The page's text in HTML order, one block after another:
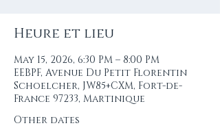
Heure et lieu
May 15, 2026, 6:30 PM – 8:00 PM
EEBPF, Avenue Du Petit Florentin
Schoelcher, JW85+CXM, Fort-de-
France 97233, Martinique
Other dates